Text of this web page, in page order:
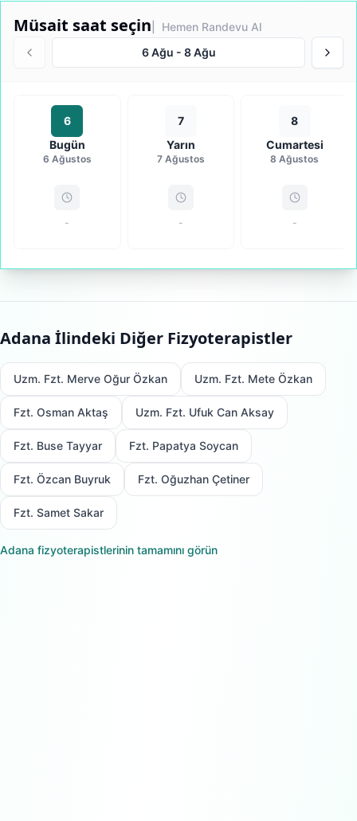
Müsait saat seçin | Hemen Randevu Al
6 Ağu - 8 Ağu
6
Bugün
6 Ağustos
-
7
Yarın
7 Ağustos
-
8
Cumartesi
8 Ağustos
-
Adana İlindeki Diğer Fizyoterapistler
Uzm. Fzt. Merve Oğur Özkan Uzm. Fzt. Mete Özkan
Fzt. Osman Aktaş Uzm. Fzt. Ufuk Can Aksay
Fzt. Buse Tayyar Fzt. Papatya Soycan
Fzt. Özcan Buyruk Fzt. Oğuzhan Çetiner
Fzt. Samet Sakar
Adana fizyoterapistlerinin tamamını görün